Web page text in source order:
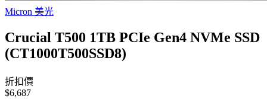
Micron 美光
Crucial T500 1TB PCIe Gen4 NVMe SSD
(CT1000T500SSD8)
折扣價
$6,687